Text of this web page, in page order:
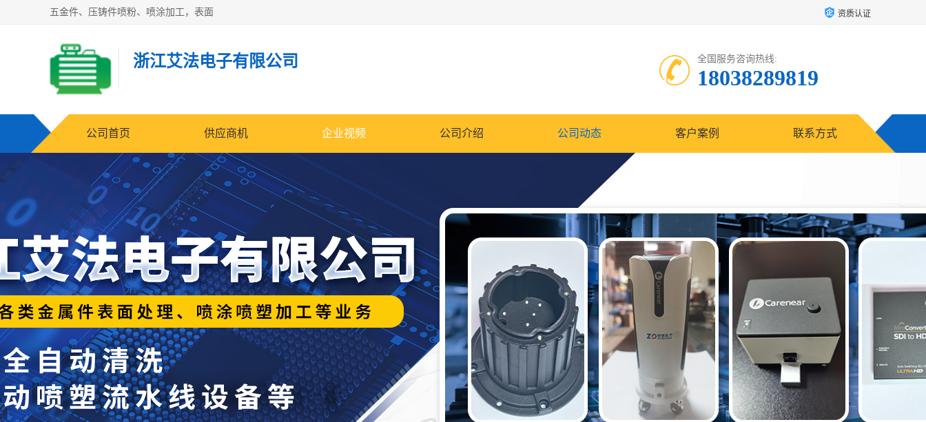
五金件、压铸件喷粉、喷涂加工，表面 资质认证
浙江艾法电子有限公司 全国服务咨询热线:
18038289819
公司首页 供应商机 企业视频 公司介绍 公司动态 客户案例 联系方式